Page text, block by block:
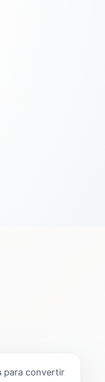
para convertir